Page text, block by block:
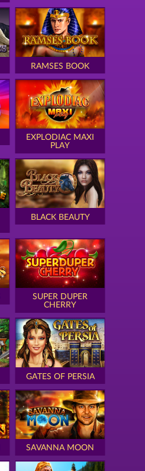
RAMSES BOOK
EXPLODIAC MAXI
PLAY
BLACK BEAUTY
SUPER DUPER
CHERRY
GATES OF PERSIA
SAVANNA MOON